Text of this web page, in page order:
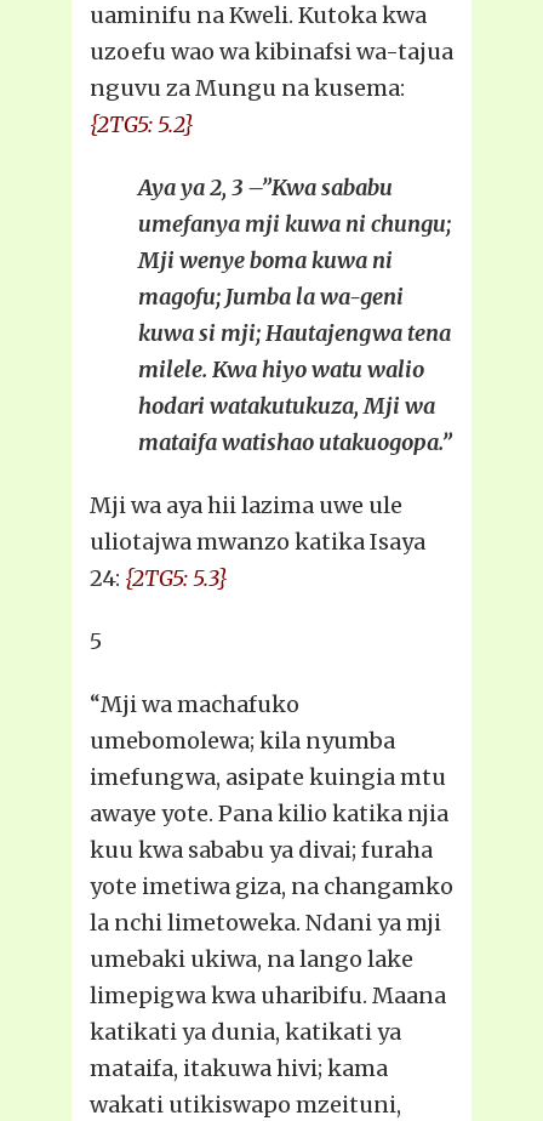
uaminifu na Kweli. Kutoka kwa
uzoefu wao wa kibinafsi wa-tajua
nguvu za Mungu na kusema:
{2TG5: 5.2}
Aya ya 2, 3 –”Kwa sababu
umefanya mji kuwa ni chungu;
Mji wenye boma kuwa ni
magofu; Jumba la wa-geni
kuwa si mji; Hautajengwa tena
milele. Kwa hiyo watu walio
hodari watakutukuza, Mji wa
mataifa watishao utakuogopa.”
Mji wa aya hii lazima uwe ule
uliotajwa mwanzo katika Isaya
24: {2TG5: 5.3}
5
“Mji wa machafuko
umebomolewa; kila nyumba
imefungwa, asipate kuingia mtu
awaye yote. Pana kilio katika njia
kuu kwa sababu ya divai; furaha
yote imetiwa giza, na changamko
la nchi limetoweka. Ndani ya mji
umebaki ukiwa, na lango lake
limepigwa kwa uharibifu. Maana
katikati ya dunia, katikati ya
mataifa, itakuwa hivi; kama
wakati utikiswapo mzeituni,